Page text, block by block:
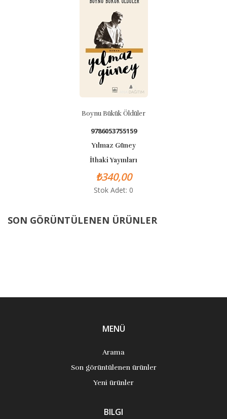
Boynu Bükük Öldüler
9786053755159
Yılmaz Güney
İthaki Yayınları
₺340,00
Stok Adet: 0
SON GÖRÜNTÜLENEN ÜRÜNLER
MENÜ
Arama
Son görüntülenen ürünler
Yeni ürünler
BILGI